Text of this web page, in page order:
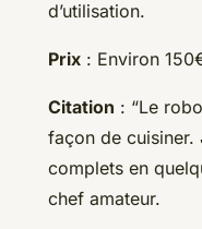
d’utilisation.
Prix : Environ
Citation : “Le
façon de cuisiner.
complets en
chef amateur.